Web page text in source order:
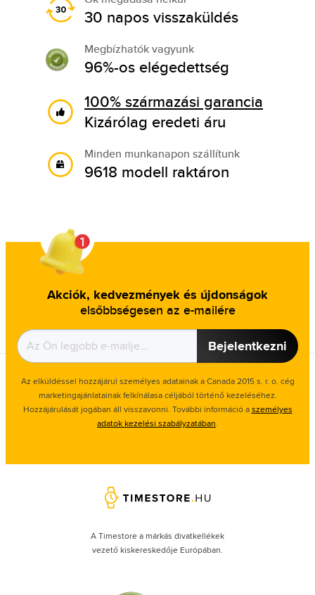
30 napos visszaküldés
Megbízhatók vagyunk
96%-os elégedettség
100% származási garancia
Kizárólag eredeti áru
Minden munkanapon szállítunk
9618 modell raktáron
Akciók, kedvezmények és újdonságok
elsőbbségesen az e-mailére
Bejelentkezni
Az elküldéssel hozzájárul személyes adatainak a Canada 2015 s. r. o. cég
marketingajánlatainak felkínálasa céljából történő kezeléséhez.
Hozzájárulását jogában áll visszavonni. További információ aszemélyes
adatok kezelési szabályzatában.
A Timestore a márkás divatkellékek
vezető kiskereskedője Európában.